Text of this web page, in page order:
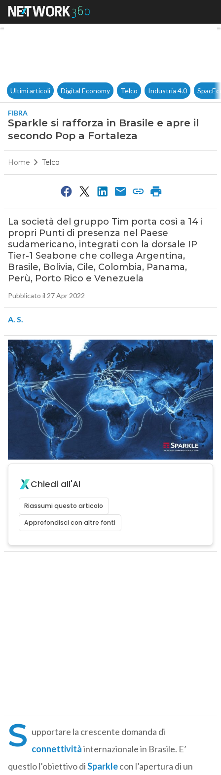
Sparkle si rafforza in Brasile
Ultimi articoli Digital Economy Telco Industria 4.0
FIBRA
Sparkle si rafforza in Brasile e apre il
secondo Pop a Fortaleza
Home Telco
La società del gruppo Tim porta così a 14 i
propri Punti di presenza nel Paese
sudamericano, integrati con la dorsale IP
Tier-1 Seabone che collega Argentina,
Brasile, Bolivia, Cile, Colombia, Panama,
Perù, Porto Rico e Venezuela
Pubblicato il 27 Apr 2022
A. S.
Chiedi all'AI
Riassumi questo articolo
Approfondisci con altre fonti
S upportare la crescente domanda di
connettivitàinternazionale in Brasile. E’
questlo l’obiettivo diSparklecon l’apertura di un